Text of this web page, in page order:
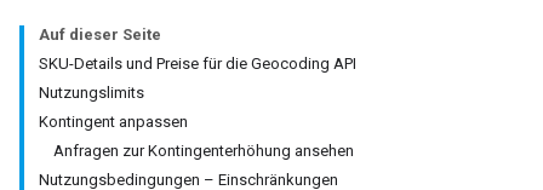
Auf dieser Seite
SKU-Details und Preise für die Geocoding API
Nutzungslimits
Kontingent anpassen
Anfragen zur Kontingenterhöhung ansehen
Nutzungsbedingungen – Einschränkungen